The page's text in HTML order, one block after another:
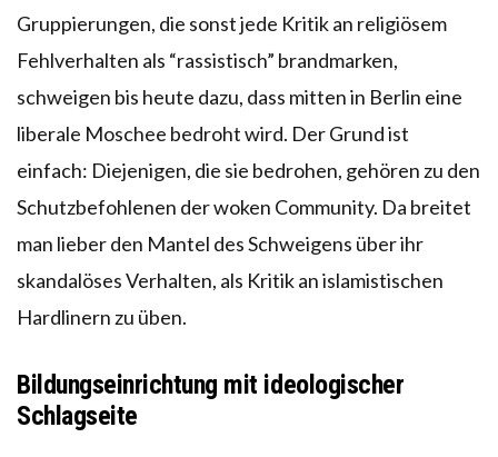
Gruppierungen, die sonst jede Kritik an religiösem
Fehlverhalten als “rassistisch” brandmarken,
schweigen bis heute dazu, dass mitten in Berlin eine
liberale Moschee bedroht wird. Der Grund ist
einfach: Diejenigen, die sie bedrohen, gehören zu den
Schutzbefohlenen der woken Community. Da breitet
man lieber den Mantel des Schweigens über ihr
skandalöses Verhalten, als Kritik an islamistischen
Hardlinern zu üben.
Bildungseinrichtung mit ideologischer
Schlagseite